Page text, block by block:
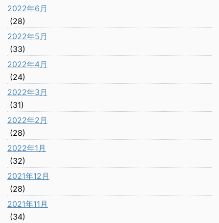
2022年6月
(28)
2022年5月
(33)
2022年4月
(24)
2022年3月
(31)
2022年2月
(28)
2022年1月
(32)
2021年12月
(28)
2021年11月
(34)